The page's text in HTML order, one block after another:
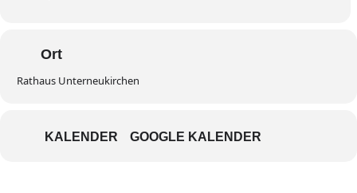
Ort
Rathaus Unterneukirchen
KALENDER GOOGLE KALENDER